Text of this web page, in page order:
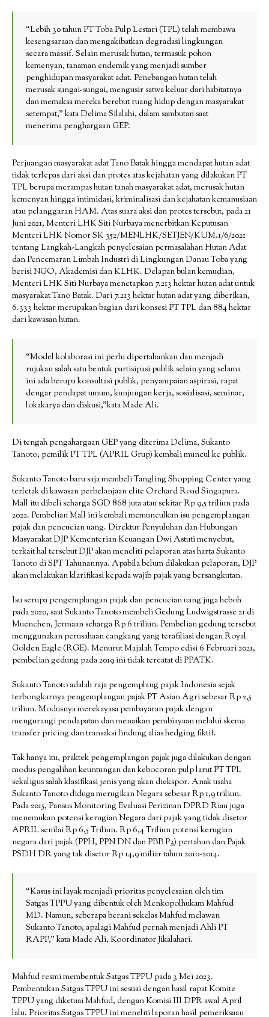
“Lebih 30 tahun PT Toba Pulp Lestari (TPL) telah membawa
kesengsaraan dan mengakibatkan degradasi lingkungan
secara massif. Selain merusak hutan, termasuk pohon
kemenyan, tanaman endemik yang menjadi sumber
penghidupan masyarakat adat. Penebangan hutan telah
merusak sungai-sungai, mengusir satwa keluar dari habitatnya
dan memaksa mereka berebut ruang hidup dengan masyarakat
setempat,” kata Delima Silalahi, dalam sambutan saat
menerima penghargaan GEP.
Perjuangan masyarakat adat Tano Batak hingga mendapat hutan adat
tidak terlepas dari aksi dan protes atas kejahatan yang dilakukan PT
TPL berupa merampas hutan tanah masyarakat adat, merusak hutan
kemenyan hingga intimidasi, kriminalisasi dan kejahatan kemanusiaan
atau pelanggaran HAM. Atas suara aksi dan protes tersebut, pada 21
Juni 2021, Menteri LHK Siti Nurbaya menerbitkan Keputusan
Menteri LHK Nomor SK 352/MENLHK/SETJEN/KUM.1/6/2021
tentang Langkah-Langkah penyelesaian permasalahan Hutan Adat
dan Pencemaran Limbah Industri di Lingkungan Danau Toba yang
berisi NGO, Akademisi dan KLHK. Delapan bulan kemudian,
Menteri LHK Siti Nurbaya menetapkan 7.213 hektar hutan adat untuk
masyarakat Tano Batak. Dari 7.213 hektar hutan adat yang diberikan,
6.333 hektar merupakan bagian dari konsesi PT TPL dan 884 hektar
dari kawasan hutan.
“Model kolaborasi ini perlu dipertahankan dan menjadi
rujukan salah satu bentuk partisipasi publik selain yang selama
ini ada berupa konsultasi publik, penyampaian aspirasi, rapat
dengar pendapat umum, kunjungan kerja, sosialisasi, seminar,
lokakarya dan diskusi,”kata Made Ali.
Di tengah pengahargaan GEP yang diterima Delima, Sukanto
Tanoto, pemilik PT TPL (APRIL Grup) kembali muncul ke publik.
Sukanto Tanoto baru saja membeli Tangling Shopping Center yang
terletak di kawasan perbelanjaan elite Orchard Road Singapura.
Mall itu dibeli seharga SGD 868 juta atau sekitar Rp 9,5 triliun pada
2022. Pembelian Mall ini kembali memunculkan isu pengemplangan
pajak dan pencucian uang. Direktur Penyuluhan dan Hubungan
Masyarakat DJP Kementerian Keuangan Dwi Astuti menyebut,
terkait hal tersebut DJP akan meneliti pelaporan atas harta Sukanto
Tanoto di SPT Tahunannya. Apabila belum dilakukan pelaporan, DJP
akan melakukan klarifikasi kepada wajib pajak yang bersangkutan.
Isu serupa pengemplangan pajak dan pencucian uang juga heboh
pada 2020, saat Sukanto Tanoto membeli Gedung Ludwigstrasse 21 di
Muenchen, Jermaan seharga Rp 6 triliun. Pembelian gedung tersebut
menggunakan perusahaan cangkang yang terafiliasi dengan Royal
Golden Eagle (RGE). Menurut Majalah Tempo edisi 6 Februari 2021,
pembelian gedung pada 2019 ini tidak tercatat di PPATK.
Sukanto Tanoto adalah raja pengemplang pajak Indonesia sejak
terbongkarnya pengemplangan pajak PT Asian Agri sebesar Rp 2,5
triliun. Modusnya merekayasa pembayaran pajak dengan
mengurangi pendapatan dan menaikan pembiayaan melalui skema
transfer pricing dan transaksi lindung alias hedging fiktif.
Tak hanya itu, praktek pengemplangan pajak juga dilakukan dengan
modus pengalihan keuntungan dan kebocoran pulp larut PT TPL
sekaligus salah klasifikasi jenis yang akan diekspor. Anak usaha
Sukanto Tanoto diduga merugikan Negara sebesar Rp 1,9 triliun.
Pada 2015, Pansus Monitoring Evaluasi Perizinan DPRD Riau juga
menemukan potensi kerugian Negara dari pajak yang tidak disetor
APRIL senilai Rp 6,5 Triliun. Rp 6,4 Triliun potensi kerugian
negara dari pajak (PPH, PPN DN dan PBB P3) pertahun dan Pajak
PSDH DR yang tak disetor Rp 14,9 miliar tahun 2010-2014.
“Kasus ini layak menjadi prioritas penyelesaian oleh tim
Satgas TPPU yang dibentuk oleh Menkopolhukam Mahfud
MD. Namun, seberapa berani sekelas Mahfud melawan
Sukanto Tanoto, apalagi Mahfud pernah menjadi Ahli PT
RAPP,” kata Made Ali, Koordinator Jikalahari.
Mahfud resmi membentuk Satgas TPPU pada 3 Mei 2023.
Pembentukan Satgas TPPU ini sesuai dengan hasil rapat Komite
TPPU yang diketuai Mahfud, dengan Komisi III DPR awal April
lalu. Prioritas Satgas TPPU ini meneliti laporan hasil pemeriksaan